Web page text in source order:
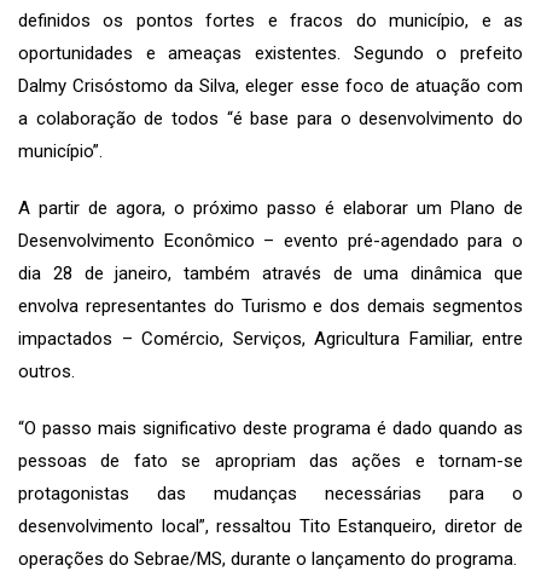
definidos os pontos fortes e fracos do município, e as
oportunidades e ameaças existentes. Segundo o prefeito
Dalmy Crisóstomo da Silva, eleger esse foco de atuação com
a colaboração de todos “é base para o desenvolvimento do
município”.
A partir de agora, o próximo passo é elaborar um Plano de
Desenvolvimento Econômico – evento pré-agendado para o
dia 28 de janeiro, também através de uma dinâmica que
envolva representantes do Turismo e dos demais segmentos
impactados – Comércio, Serviços, Agricultura Familiar, entre
outros.
“O passo mais significativo deste programa é dado quando as
pessoas de fato se apropriam das ações e tornam-se
protagonistas das mudanças necessárias para o
desenvolvimento local”, ressaltou Tito Estanqueiro, diretor de
operações do Sebrae/MS, durante o lançamento do programa.